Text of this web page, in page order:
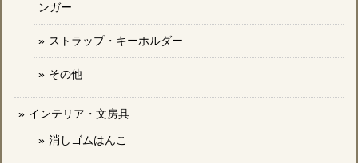
ンガー
ストラップ・キーホルダー
その他
インテリア・文房具
消しゴムはんこ